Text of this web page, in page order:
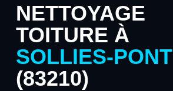
NETTOYAGE
TOITURE À
SOLLIES-PONT
(83210)